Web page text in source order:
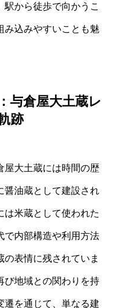
から徒歩で向かうこ
み込みやすいことも魅
与倉屋大土蔵レ
跡
屋大土蔵には時間の歴
醤油蔵として建設され
は米蔵として使われた
で内部構造や利用方法
表情に残されていま
び地域との関わりを持
遷を通じて、単なる建